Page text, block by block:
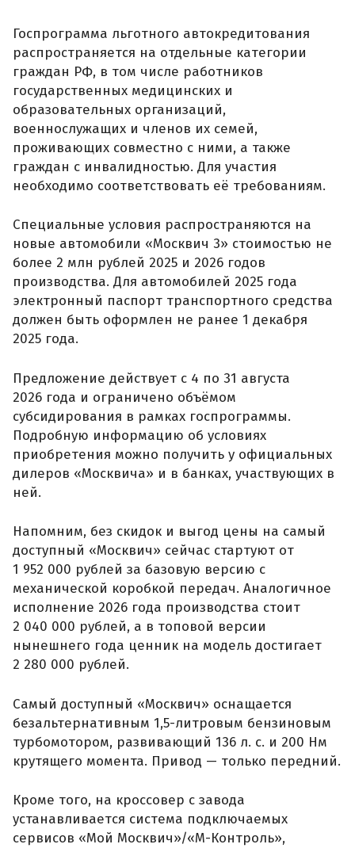
Госпрограмма льготного автокредитования
распространяется на отдельные категории
граждан РФ, в том числе работников
государственных медицинских и
образовательных организаций,
военнослужащих и членов их семей,
проживающих совместно с ними, а также
граждан с инвалидностью. Для участия
необходимо соответствовать её требованиям.
Специальные условия распространяются на
новые автомобили «Москвич 3» стоимостью не
более 2 млн рублей 2025 и 2026 годов
производства. Для автомобилей 2025 года
электронный паспорт транспортного средства
должен быть оформлен не ранее 1 декабря
2025 года.
Предложение действует с 4 по 31 августа
2026 года и ограничено объёмом
субсидирования в рамках госпрограммы.
Подробную информацию об условиях
приобретения можно получить у официальных
дилеров «Москвича» и в банках, участвующих в
ней.
Напомним, без скидок и выгод цены на самый
доступный «Москвич» сейчас стартуют от
1 952 000 рублей за базовую версию с
механической коробкой передач. Аналогичное
исполнение 2026 года производства стоит
2 040 000 рублей, а в топовой версии
нынешнего года ценник на модель достигает
2 280 000 рублей.
Самый доступный «Москвич» оснащается
безальтернативным 1,5-литровым бензиновым
турбомотором, развивающий 136 л. с. и 200 Нм
крутящего момента. Привод — только передний.
Кроме того, на кроссовер с завода
устанавливается система подключаемых
сервисов «Мой Москвич»/«М-Контроль»,